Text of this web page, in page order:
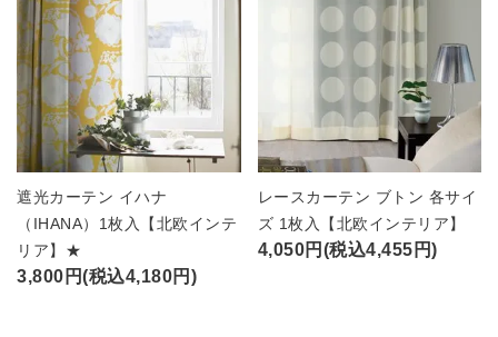
遮光カーテン イハナ
（IHANA）1枚入【北欧インテ
リア】★
3,800円(税込4,180円)
レースカーテン ブトン 各サイ
ズ 1枚入【北欧インテリア】
4,050円(税込4,455円)